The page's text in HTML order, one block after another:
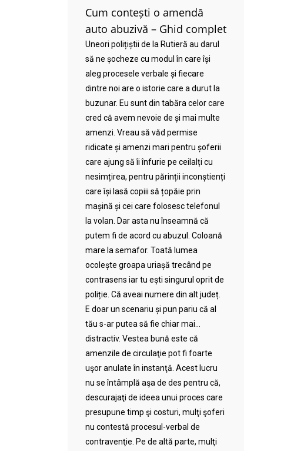
Cum contești o amendă
auto abuzivă – Ghid complet
Uneori polițiștii de la Rutieră au darul
să ne șocheze cu modul în care își
aleg procesele verbale și fiecare
dintre noi are o istorie care a durut la
buzunar. Eu sunt din tabăra celor care
cred că avem nevoie de și mai multe
amenzi. Vreau să văd permise
ridicate și amenzi mari pentru șoferii
care ajung să îi înfurie pe ceilalți cu
nesimțirea, pentru părinții inconștienți
care își lasă copiii să țopăie prin
mașină și cei care folosesc telefonul
la volan. Dar asta nu înseamnă că
putem fi de acord cu abuzul. Coloană
mare la semafor. Toată lumea
ocolește groapa uriașă trecând pe
contrasens iar tu ești singurul oprit de
poliție. Că aveai numere din alt județ.
E doar un scenariu și pun pariu că al
tău s-ar putea să fie chiar mai…
distractiv. Vestea bună este că
amenzile de circulaţie pot fi foarte
uşor anulate în instanţă. Acest lucru
nu se întâmplă aşa de des pentru că,
descurajaţi de ideea unui proces care
presupune timp şi costuri, mulţi şoferi
nu contestă procesul-verbal de
contravenţie. Pe de altă parte, mulţi